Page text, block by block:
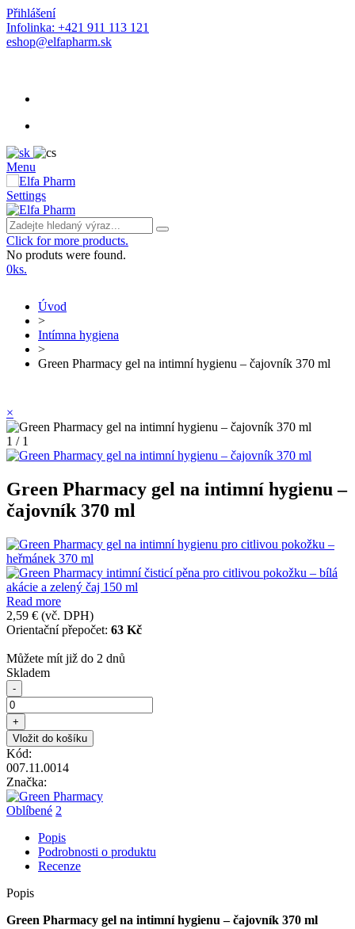
Přihlášení
Infolinka: +421 911 113 121
eshop@elfapharm.sk
Menu
Settings
Click for more products.
No produts were found.
0ks.
Úvod
>
Intímna hygiena
>
Green Pharmacy gel na intimní hygienu – čajovník 370 ml
×
1 / 1
Green Pharmacy gel na intimní hygienu –
čajovník 370 ml
Read more
2,59 € (vč. DPH)
Orientační přepočet: 63 Kč
Můžete mít již do 2 dnů
Skladem
-
+
Vložit do košíku
Kód:
007.11.0014
Značka:
Oblíbené 2
Popis
Podrobnosti o produktu
Recenze
Popis
Green Pharmacy gel na intimní hygienu – čajovník 370 ml